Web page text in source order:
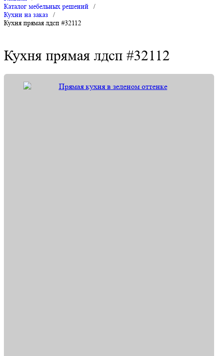
Каталог мебельных решений
/
Кухни на заказ
/
Кухня прямая лдсп #32112
Кухня прямая лдсп #32112